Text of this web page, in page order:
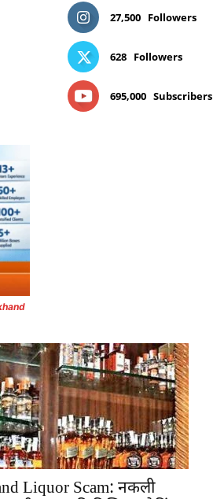
27,500 Followers
628 Followers
695,000 Subscribers
Liquor Scam: नकली